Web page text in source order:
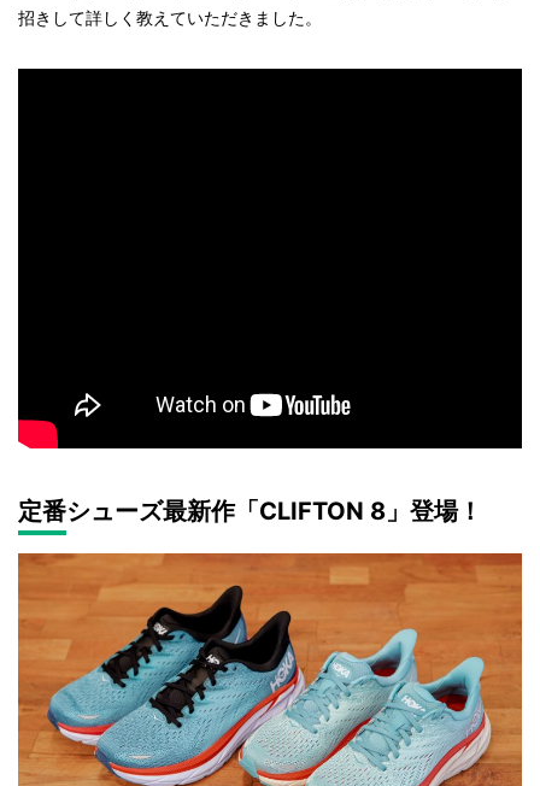
招きして詳しく教えていただきました。
定番シューズ最新作「CLIFTON 8」登場！